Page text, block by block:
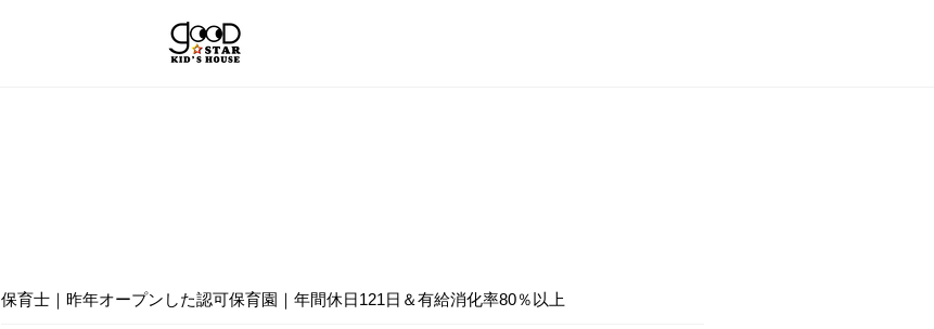
保育士｜昨年オープンした認可保育園｜年間休日121日＆有給消化率80％以上